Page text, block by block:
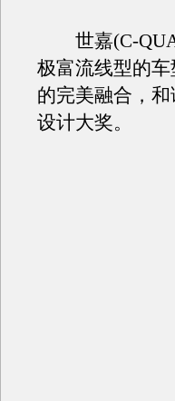
世嘉(C-
极富流线型的
的完美融合，
设计大奖。